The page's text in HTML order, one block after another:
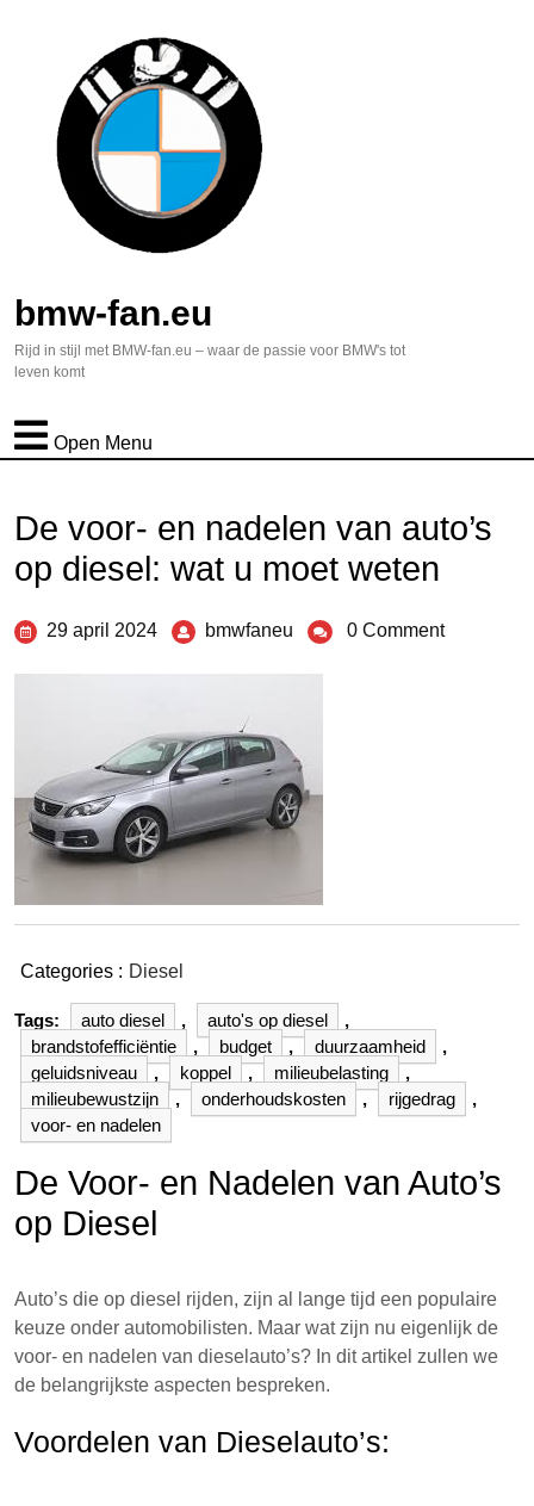
bmw-fan.eu
Rijd in stijl met BMW-fan.eu – waar de passie voor BMW's tot
leven komt
Open Menu
De voor- en nadelen van auto’s
op diesel: wat u moet weten
29 april 2024 bmwfaneu 0 Comment
Categories : Diesel
Tags: auto diesel , auto's op diesel
,
brandstofefficiëntie
, budget , duurzaamheid
,
geluidsniveau
, koppel , milieubelasting
,
milieubewustzijn
, onderhoudskosten , rijgedrag
,
voor- en nadelen
De Voor- en Nadelen van Auto’s
op Diesel
Auto’s die op diesel rijden, zijn al lange tijd een populaire
keuze onder automobilisten. Maar wat zijn nu eigenlijk de
voor- en nadelen van dieselauto’s? In dit artikel zullen we
de belangrijkste aspecten bespreken.
Voordelen van Dieselauto’s: